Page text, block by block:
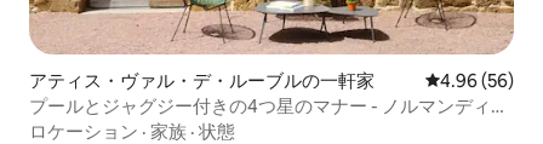
アティス・ヴァル・デ・ルーブルの一軒家 レビュー56
4.96 (56)
プールとジャグジー付きの4つ星のマナー - ノルマンディー
の中心部
ロケーション · 家族 · 状態